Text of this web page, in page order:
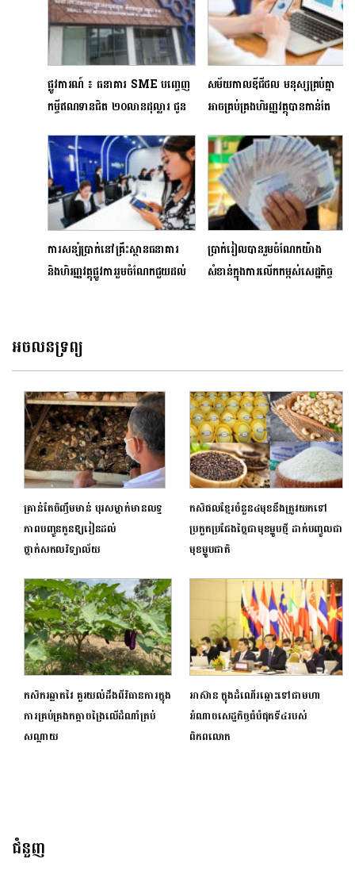
ផ្លូវការណ៍ ៖ ធនាគារ SME បញ្ចេញ
កម្ចីឥណទានជិត ២០លានដុល្លារ ជូន
ក្នុងវិស័យទេសចរណ៍
សម័យកាលឌីជីថល មនុស្សគ្រប់គ្នា
អាចគ្រប់គ្រងហិរញ្ញវត្ថុបាន​កាន់តែ
ការសន្សំប្រាក់នៅគ្រឹះស្ថានធនាគារ
និងហិរញ្ញវត្ថុផ្លូវការរួមចំណែកជួយដល់
ប្រាក់រៀលបានរួមចំណែកយ៉ាង
សំខាន់ក្នុងការលើកកម្ពស់សេដ្ឋកិច្ច
អចលនទ្រព្យ
គ្រាន់តែចិញ្ចឹមមាន់ បុរសម្នាក់មានលទ្ធ
ភាពបញ្ចូនកូនឱ្យរៀនដល់
ថ្នាក់សកលវិទ្យាល័យ
កសិផល​ខ្មែរ​ចំនួន​៤មុខ​នឹង​ត្រូវ​យកទៅ
ប្រកួត​ប្រជែងច្នៃជាមុខ​ម្ហូប​ថ្មី​ ដាក់​បញ្ចូលជា​
មុខម្ហូបជាតិ​
កសិករឆ្លាតវៃ គួរយល់ដឹងពីវិធានការក្នុង
ការគ្រប់គ្រងកត្តាចង្រៃលើដំណាំត្រប់
សណ្ដាយ
អាស៊ាន ក្នុងដំណើរឆ្ពោះទៅជាមហា
អំណាចសេដ្ឋកិច្ចធំបំផុតទី៤របស់
ពិភពលោក
ជំនួញ